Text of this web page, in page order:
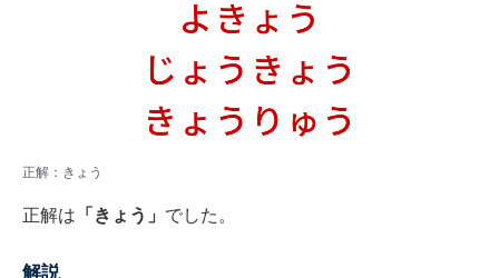
正解：きょう
正解は 「きょう」 でした。
解説